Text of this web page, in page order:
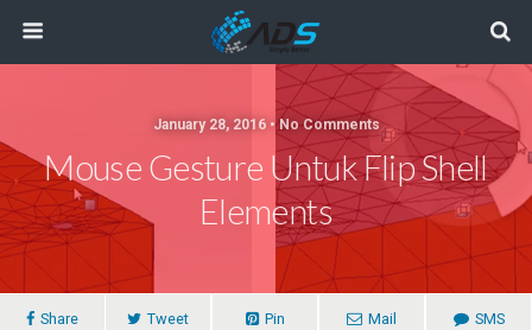
January 28, 2016 • No Comments
Mouse Gesture Untuk Flip Shell
Elements
Share Tweet Pin Mail SMS